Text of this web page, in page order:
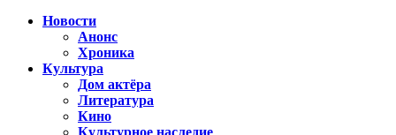
Новости
Анонс
Хроника
Культура
Дом актёра
Литература
Кино